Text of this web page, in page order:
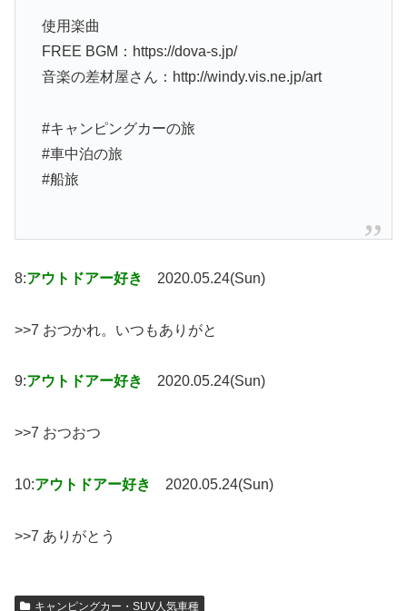
使用楽曲
FREE BGM：https://dova-s.jp/
音楽の差材屋さん：http://windy.vis.ne.jp/art
#キャンピングカーの旅
#車中泊の旅
#船旅
8:アウトドアー好き 2020.05.24(Sun)
>>7 おつかれ。いつもありがと
9:アウトドアー好き 2020.05.24(Sun)
>>7 おつおつ
10:アウトドアー好き 2020.05.24(Sun)
>>7 ありがとう
キャンピングカー・SUV人気車種